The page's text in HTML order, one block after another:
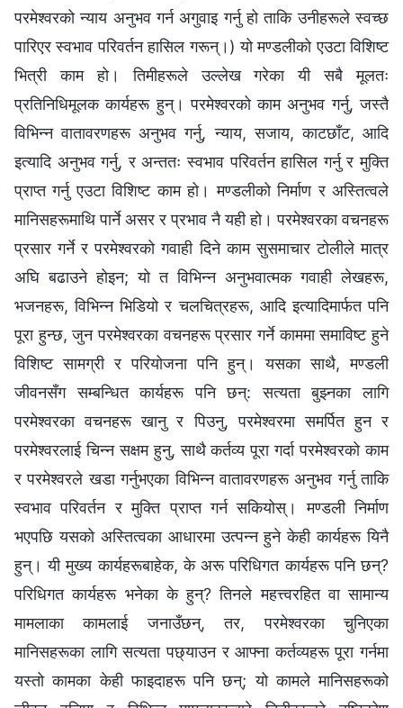
परमेश्‍वरको न्याय अनुभव गर्न अगुवाइ गर्नु हो ताकि उनीहरूले स्वच्छ
पारिएर स्वभाव परिवर्तन हासिल गरून्।) यो मण्डलीको एउटा विशिष्ट
भित्री काम हो। तिमीहरूले उल्लेख गरेका यी सबै मूलतः
प्रतिनिधिमूलक कार्यहरू हुन्। परमेश्‍वरको काम अनुभव गर्नु, जस्तै
विभिन्न वातावरणहरू अनुभव गर्नु, न्याय, सजाय, काटछाँट, आदि
इत्यादि अनुभव गर्नु, र अन्ततः स्वभाव परिवर्तन हासिल गर्नु र मुक्ति
प्राप्त गर्नु एउटा विशिष्ट काम हो। मण्डलीको निर्माण र अस्तित्वले
मानिसहरूमाथि पार्ने असर र प्रभाव नै यही हो। परमेश्‍वरका वचनहरू
प्रसार गर्ने र परमेश्‍वरको गवाही दिने काम सुसमाचार टोलीले मात्र
अघि बढाउने होइन; यो त विभिन्न अनुभवात्मक गवाही लेखहरू,
भजनहरू, विभिन्न भिडियो र चलचित्रहरू, आदि इत्यादिमार्फत पनि
पूरा हुन्छ, जुन परमेश्‍वरका वचनहरू प्रसार गर्ने काममा समाविष्ट हुने
विशिष्ट सामग्री र परियोजना पनि हुन्। यसका साथै, मण्डली
जीवनसँग सम्बन्धित कार्यहरू पनि छन्: सत्यता बुझ्नका लागि
परमेश्‍वरका वचनहरू खानु र पिउनु, परमेश्‍वरमा समर्पित हुन र
परमेश्‍वरलाई चिन्न सक्षम हुनु, साथै कर्तव्य पूरा गर्दा परमेश्‍वरको काम
र परमेश्‍वरले खडा गर्नुभएका विभिन्न वातावरणहरू अनुभव गर्नु ताकि
स्वभाव परिवर्तन र मुक्ति प्राप्त गर्न सकियोस्। मण्डली निर्माण
भएपछि यसको अस्तित्वका आधारमा उत्पन्न हुने केही कार्यहरू यिनै
हुन्। यी मुख्य कार्यहरूबाहेक, के अरू परिधिगत कार्यहरू पनि छन्?
परिधिगत कार्यहरू भनेका के हुन्? तिनले महत्त्वरहित वा सामान्य
मामलाका कामलाई जनाउँछन्, तर, परमेश्‍वरका चुनिएका
मानिसहरूका लागि सत्यता पछ्याउन र आफ्ना कर्तव्यहरू पूरा गर्नमा
यस्तो कामका केही फाइदाहरू पनि छन्; यो कामले मानिसहरूको